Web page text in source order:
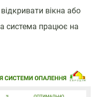
вікна або
система працює на